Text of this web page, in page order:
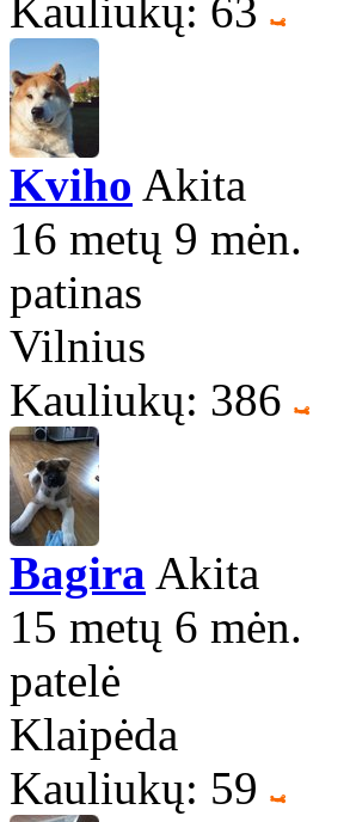
Kauliukų: 63
Kviho Akita
16 metų 9 mėn.
patinas
Vilnius
Kauliukų: 386
Bagira Akita
15 metų 6 mėn.
patelė
Klaipėda
Kauliukų: 59